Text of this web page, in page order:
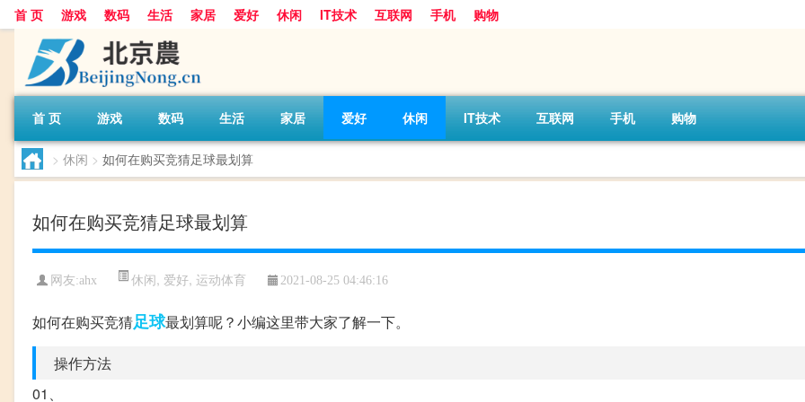
首 页 游戏 数码 生活 家居 爱好 休闲 IT技术 互联网 手机 购物
首 页 游戏 数码 生活 家居 爱好 休闲 IT技术 互联网 手机 购物
> 休闲 > 如何在购买竞猜足球最划算
如何在购买竞猜足球最划算
网友:ahx 休闲, 爱好, 运动体育 2021-08-25 04:46:16
如何在购买竞猜足球最划算呢？小编这里带大家了解一下。
操作方法
01、